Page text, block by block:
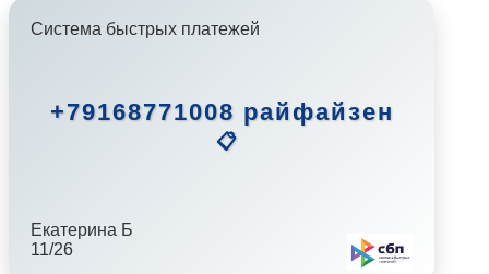
Система быстрых платежей
+79168771008 райфайзен
📋
Екатерина Б
11/26